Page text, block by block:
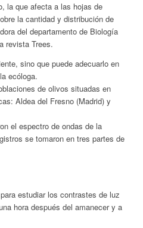
la que afecta a las hojas de
la cantidad y distribución de
del departamento de Biología
revista Trees.
sino que puede adecuarlo en
ecóloga.
de olivos situadas en
Aldea del Fresno (Madrid) y
el espectro de ondas de la
se tomaron en tres partes de
estudiar los contrastes de luz
hora después del amanecer y a